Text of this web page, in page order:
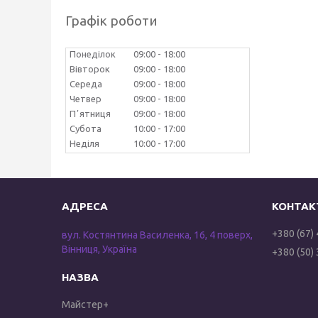
Графік роботи
Понеділок 09:00
18:00
Вівторок
09:00
18:00
Середа
09:00
18:00
Четвер
09:00
18:00
Пʼятниця
09:00
18:00
Субота
10:00
17:00
Неділя
10:00 17:00
вул. Костянтина Василенка, 16, 4 поверх,
Вінниця, Україна
Майстер+
+380 (67)
+380 (50)